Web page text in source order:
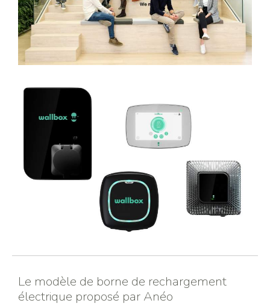
Le modèle de borne de rechargement
électrique proposé par Anéo